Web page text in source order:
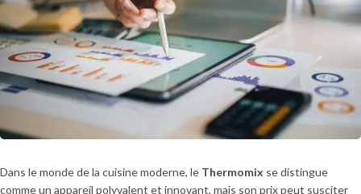
Dans le monde de la cuisine moderne, le Thermomix se distingue
comme un appareil polyvalent et innovant, mais son prix peut susciter